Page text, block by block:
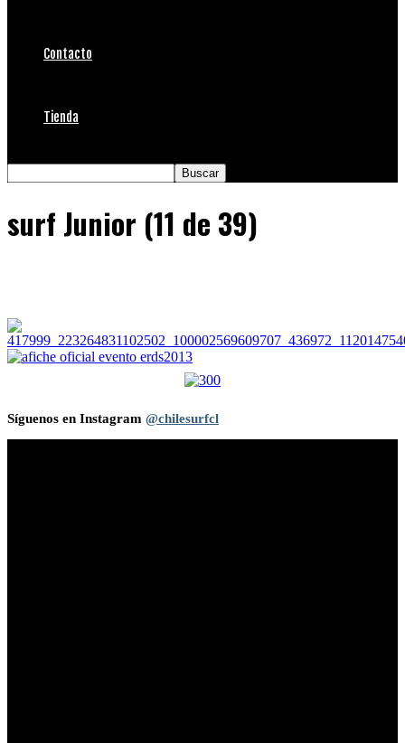
Contacto
Tienda
surf Junior (11 de 39)
Síguenos en Instagram @chilesurfcl